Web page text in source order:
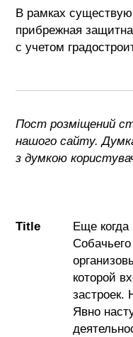
В рамках
прибрежная
с учетом
Пост розміщений
нашого сайту.
з думкою
Title
Еще
которой
застроек.
Явно